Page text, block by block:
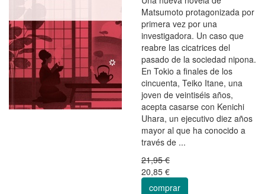
Matsumoto protagonizada por
primera vez por una
investigadora. Un caso que
reabre las cicatrices del
pasado de la sociedad nipona.
En Tokio a finales de los
cincuenta, Teiko Itane, una
joven de veintiséis años,
acepta casarse con Kenichi
Uhara, un ejecutivo diez años
mayor al que ha conocido a
través de ...
21,95 €
20,85 €
comprar